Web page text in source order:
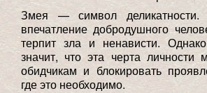
Змея — символ деликатности.
впечатление добродушного
терпит зла и ненависти.
значит, что эта черта личности
обидчикам и блокировать
где это необходимо.